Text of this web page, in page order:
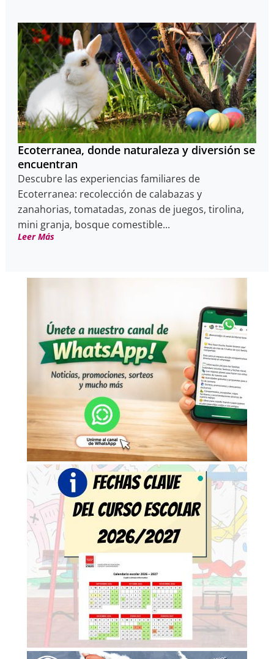
Ecoterranea, donde naturaleza y diversión se
encuentran
Descubre las experiencias familiares de
Ecoterranea: recolección de calabazas y
zanahorias, tomatadas, zonas de juegos, tirolina,
mini granja, bosque comestible...
Leer Más